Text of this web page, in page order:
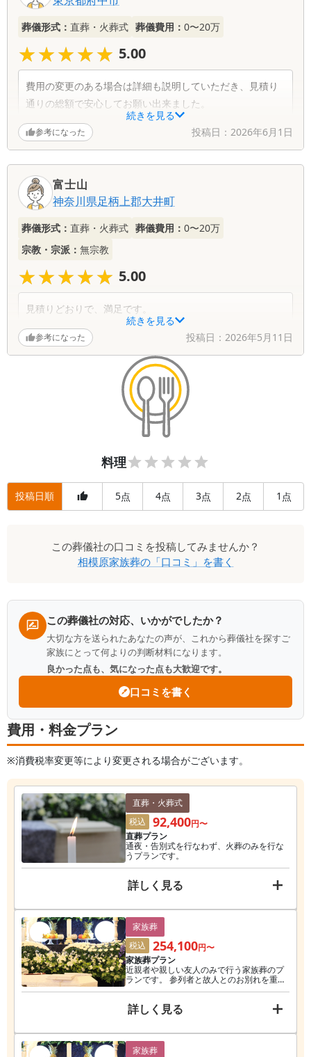
続きを見る
葬儀形式： 直葬・火葬式 葬儀費用： 0〜20万
★★★★★
★★★★★ 5.00
費用の変更のある場合は詳細も説明していただき、見積り
通りの総額で安心してお願い出来ました。
参考になった 投稿日： 2026年6月1日
続きを見る
富士山
神奈川県足柄上郡大井町
葬儀形式： 直葬・火葬式 葬儀費用： 0〜20万
宗教・宗派： 無宗教
★★★★★
★★★★★ 5.00
見積りどおりで、満足です。
参考になった 投稿日： 2026年5月11日
料理
投稿日順 5点 4点 3点 2点 1 点
この葬儀社の口コミを投稿してみませんか？
相模原家族葬の「口コミ」を書く
この葬儀社の対応、いかがでしたか？
大切な方を送られたあなたの声が、これから葬儀社を探すご
家族にとって何よりの判断材料になります。
良かった点も、気になった点も大歓迎です。
口コミを書く
費用・料金プラン
※消費税率変更等により変更される場合がございます。
直葬・火葬式
税込
92,400円〜
直葬プラン
通夜・告別式を行なわず、火葬のみを行な
うプランです。
詳しく見る
家族葬
税込
254,100円〜
家族葬プラン
近親者や親しい友人のみで行う家族葬のプ
ランです。 参列者と故人とのお別れを重視
し、スケジュールの中でもお別れの時間を
詳しく見る
家族葬